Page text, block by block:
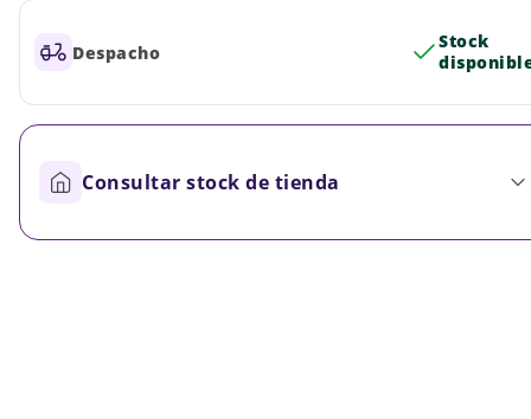
Despacho
Stock
Consultar stock de tienda